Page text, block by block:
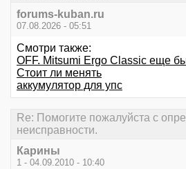
forums-kuban.ru
07.08.2026 - 05:51
Смотри также:
OFF. Mitsumi Ergo Classic еще
Стоит ли менять
аккумулятор для упс
Re: Помогите пожалуйста с
неисправности.
Карины
1 - 04.09.2010 - 10:40